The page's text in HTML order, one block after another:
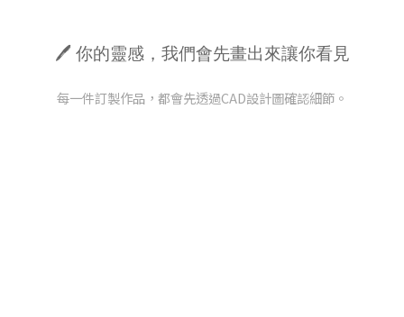
🖊 你的靈感，我們會先畫出來讓你看見
每一件訂製作品，都會先透過CAD設計圖確認細節。